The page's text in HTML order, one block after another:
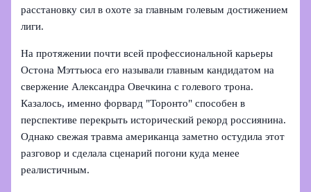
расстановку сил в охоте за главным голевым достижением
лиги.
На протяжении почти всей профессиональной карьеры
Остона Мэттьюса его называли главным кандидатом на
свержение Александра Овечкина с голевого трона.
Казалось, именно форвард "Торонто" способен в
перспективе перекрыть исторический рекорд россиянина.
Однако свежая травма американца заметно остудила этот
разговор и сделала сценарий погони куда менее
реалистичным.